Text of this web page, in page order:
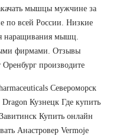
мышцы мужчине за
по всей России. Низкие
наращивания мышц.
фирмами. Отзывы
производите
Североморск
Кузнецк Где купить
Купить онлайн
Анастровер Vermoje